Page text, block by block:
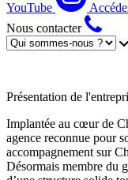
YouTube
Nous contacter
Présentation de
Implantée au cœur de
agence reconnue pour
accompagnement sur
Désormais membre du